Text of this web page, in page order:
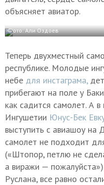
объясняет авиатор.
Фото: Али Оздоев
Теперь двухместный
республике. Молодые
небе для инстаграма,
прибегают на поле у
как садится самолет. А
Ингушетии Юнус-Бек
выступить с авиашоу
самолет не подходит
(«Штопор, петлю не
а виражи —
Руслана, все равно